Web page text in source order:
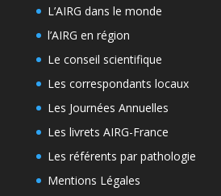
L’AIRG dans le monde
l’AIRG en région
Le conseil scientifique
Les correspondants locaux
Les Journées Annuelles
Les livrets AIRG-France
Les référents par pathologie
Mentions Légales